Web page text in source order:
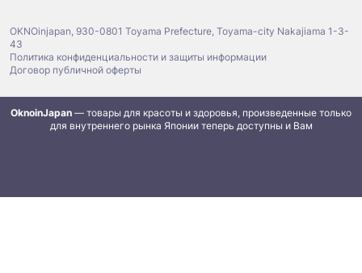
OKNOinjapan, 930-0801 Toyama Prefecture, Toyama-city Nakajiama 1-3-
43
Политика конфиденциальности и защиты информации
Договор публичной оферты
OknoinJapan — товары для красоты и здоровья, произведенные только
для внутреннего рынка Японии теперь доступны и Вам